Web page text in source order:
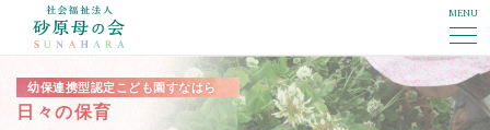
MENU
幼保連携型認定こども園すなはら
日々の保育